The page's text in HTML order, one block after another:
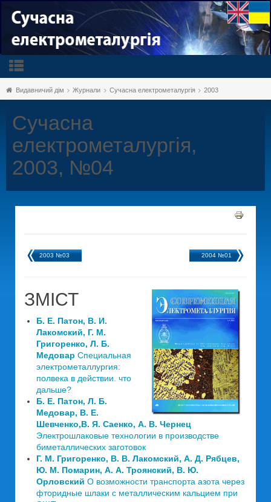
Видавничий дім Журнали Сучасна електрометалургія 2003
Сучасна
електрометалургія,
2003, №04
2003 №03 2004 №01
ЗМІСТ
Б. Е. Патон, В. И.
Лакомский, Г. М.
Григоренко, Л. Б.
Медовар Специальная
электрометаллургия:
полвека в действии. что
дальше?
Б. Е. Патон, Л. Б.
Медовар, В. Е.
Шевченко,В. Я. Саенко, А. В. Чернец
Электрошлаковые технологии в производстве
биметаллических заготовок
Г. М. Григоренко, В. В. Лакомский, А. Д. Рябцев,
Ю. М. Помарин, А. А. Троянский, В. Ю.
Орловский О возможности транспорта азота через
фторидные шлаки с металлическим кальцием при